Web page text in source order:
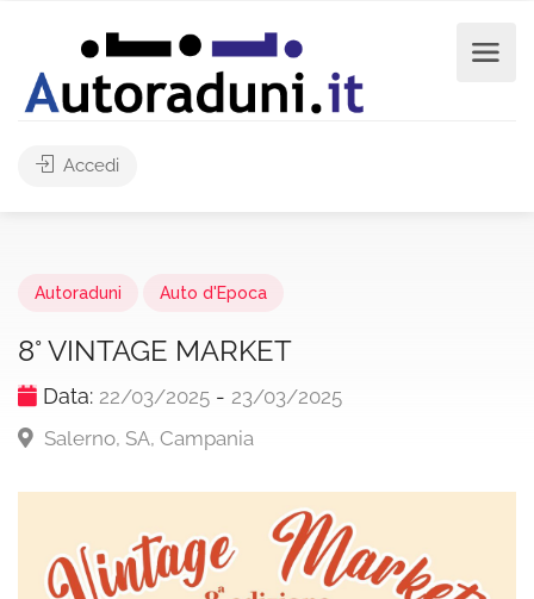
Accedi
Autoraduni Auto d'Epoca
8° VINTAGE MARKET
Data: 22/03/2025 - 23/03/2025
Salerno, SA, Campania